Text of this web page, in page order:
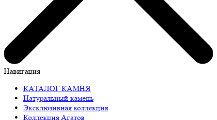
Навигация
КАТАЛОГ КАМНЯ
Натуральный камень
Эксклюзивная коллекция
Коллекция Агатов